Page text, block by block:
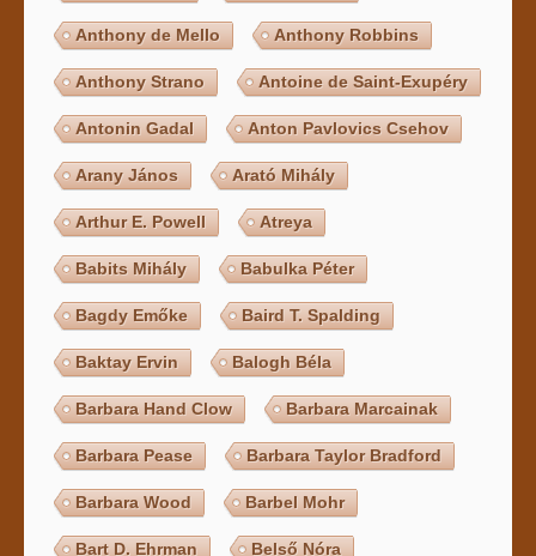
Anthony de Mello Anthony Robbins
Anthony Strano Antoine de Saint-Exupéry
Antonin Gadal Anton Pavlovics Csehov
Arany János Arató Mihály
Arthur E. Powell Atreya
Babits Mihály Babulka Péter
Bagdy Emőke Baird T. Spalding
Baktay Ervin Balogh Béla
Barbara Hand Clow Barbara Marcainak
Barbara Pease Barbara Taylor Bradford
Barbara Wood Barbel Mohr
Bart D. Ehrman Belső Nóra